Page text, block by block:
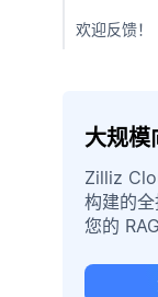
欢迎反馈！
大规模
Zilliz
构建的
您的